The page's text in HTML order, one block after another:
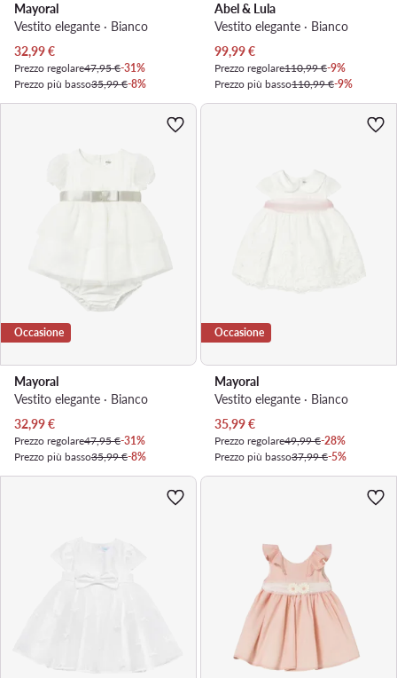
Mayoral
Vestito elegante · Bianco
Prezzo attuale
32,99€
Prezzo regolare47,95 €-31%
Prezzo più basso35,99 €-8%
Abel & Lula
Vestito elegante · Bianco
Prezzo attuale
99,99€
Prezzo regolare110,99 €-9%
Prezzo più basso110,99 €-9%
Occasione
Mayoral
Vestito elegante · Bianco
Prezzo attuale
32,99€
Prezzo regolare47,95 €-31%
Prezzo più basso35,99 €-8%
Occasione
Mayoral
Vestito elegante · Bianco
Prezzo attuale
35,99€
Prezzo regolare49,99 €-28%
Prezzo più basso37,99 €-5%